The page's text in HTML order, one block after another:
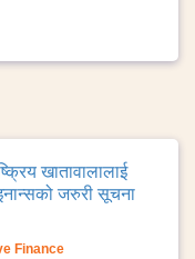
खातावालालाई
जरुरी सूचना
Finance